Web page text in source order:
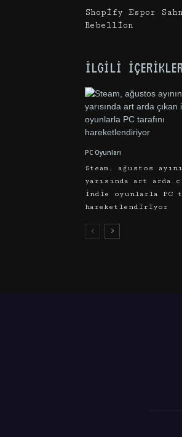
Shopify Espor
Rebellion
İLGİLİ
PC Oyunları
Steam, ağustos
yarısında art arda
indie oyunlarla PC
hareketlendiriyor